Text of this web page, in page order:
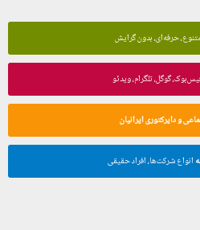
حرفه‌ای، بدون گرایش
گوگل، تلگرام، ویدئو
و دایرکتوری ایرانیان
انواع شرکت‌ها، افراد حقیقی